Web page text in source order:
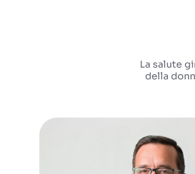
La salute
della